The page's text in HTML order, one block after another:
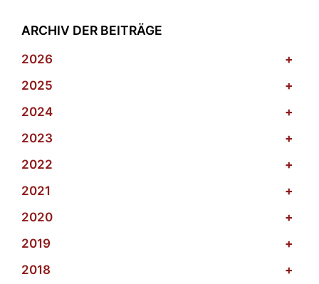
ARCHIV DER BEITRÄGE
2026
+
2025
+
2024
+
2023
+
2022
+
2021
+
2020
+
2019
+
2018
+